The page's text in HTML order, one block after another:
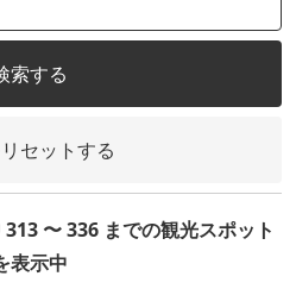
索する
セットする
〜 336 までの観光スポット
表示中